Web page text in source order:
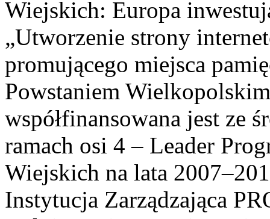
Wiejskich: Europa
„Utworzenie strony
promującego miejsca
Powstaniem
współfinansowana jest ze
ramach osi 4 – Leader
Wiejskich na lata
Instytucja Zarządzająca